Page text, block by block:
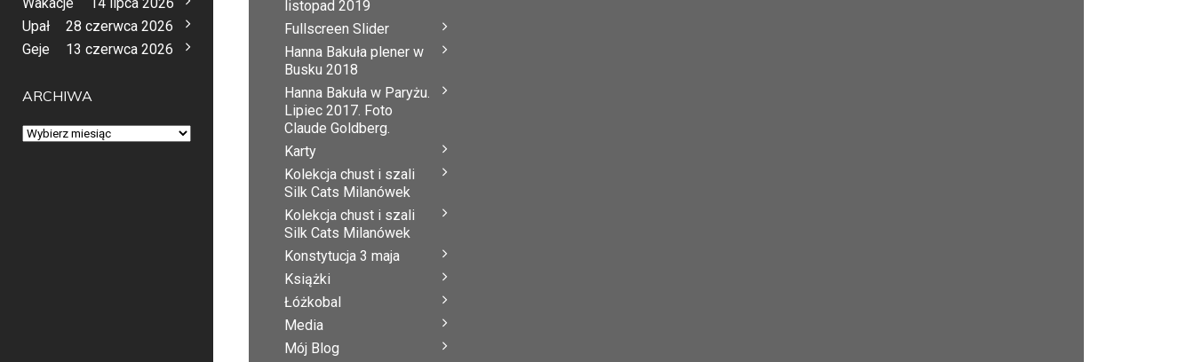
Upał
28 czerwca 2026
Geje
13 czerwca 2026
ARCHIWA
Archiwa
listopad 2019
Fullscreen Slider
Hanna Bakuła plener w
Busku 2018
Hanna Bakuła w Paryżu.
Lipiec 2017. Foto
Claude Goldberg.
Karty
Kolekcja chust i szali
Silk Cats Milanówek
Kolekcja chust i szali
Silk Cats Milanówek
Konstytucja 3 maja
Książki
Łóżkobal
Media
Mój Blog